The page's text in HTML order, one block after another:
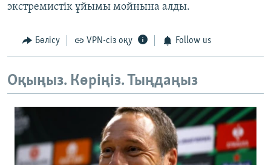
экстремистік ұйымы мойнына алды.
Бөлісу VPN-сіз оқу Follow us
Оқыңыз. Көріңіз. Тыңдаңыз